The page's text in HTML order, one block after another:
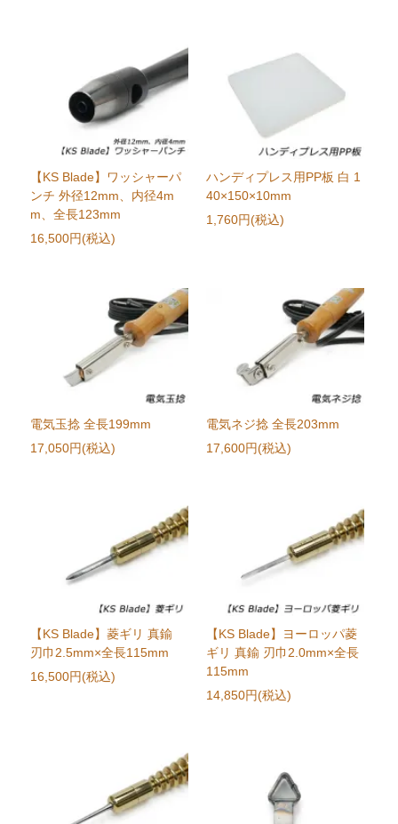
【KS Blade】ワッシャーパ
ンチ 外径12mm、内径4m
m、全長123mm
16,500円(税込)
ハンディプレス用PP板 白 1
40×150×10mm
1,760円(税込)
電気玉捻 全長199mm
17,050円(税込)
電気ネジ捻 全長203mm
17,600円(税込)
【KS Blade】菱ギリ 真鍮
刃巾2.5mm×全長115mm
16,500円(税込)
【KS Blade】ヨーロッパ菱
ギリ 真鍮 刃巾2.0mm×全長
115mm
14,850円(税込)